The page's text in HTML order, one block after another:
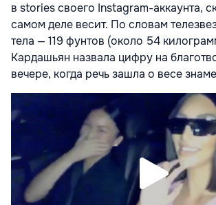
в stories своего Instagram-аккаунта,
самом деле весит. По словам
тела — 119 фунтов (около 54
Кардашьян назвала цифру на
вечере, когда речь зашла о весе